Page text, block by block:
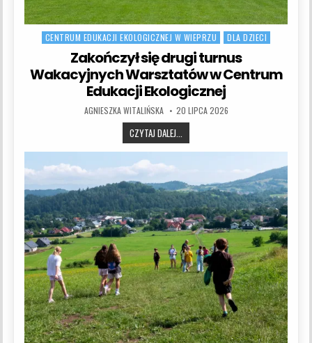
CENTRUM EDUKACJI EKOLOGICZNEJ W WIEPRZU DLA DZIECI
Zakończył się drugi turnus
Wakacyjnych Warsztatów w Centrum
Edukacji Ekologicznej
AUTHOR:
AGNIESZKA WITALIŃSKA PUBLISHED DATE:
20 LIPCA 2026
CZYTAJ DALEJ...